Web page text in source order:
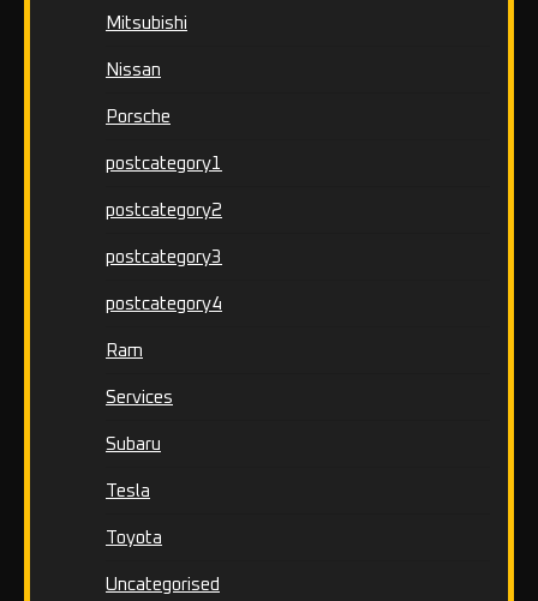
Mitsubishi
Nissan
Porsche
postcategory1
postcategory2
postcategory3
postcategory4
Ram
Services
Subaru
Tesla
Toyota
Uncategorised